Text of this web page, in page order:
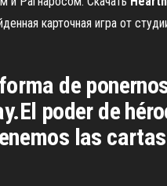
карточная игра от
de
poder de
las